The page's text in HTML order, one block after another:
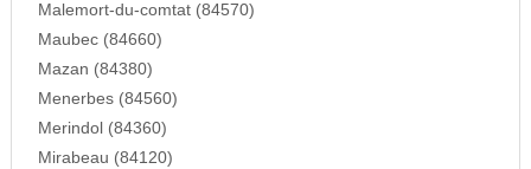
Malemort-du-comtat (84570)
Maubec (84660)
Mazan (84380)
Menerbes (84560)
Merindol (84360)
Mirabeau (84120)